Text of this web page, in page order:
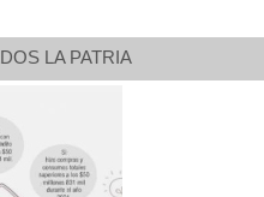
LA PATRIA